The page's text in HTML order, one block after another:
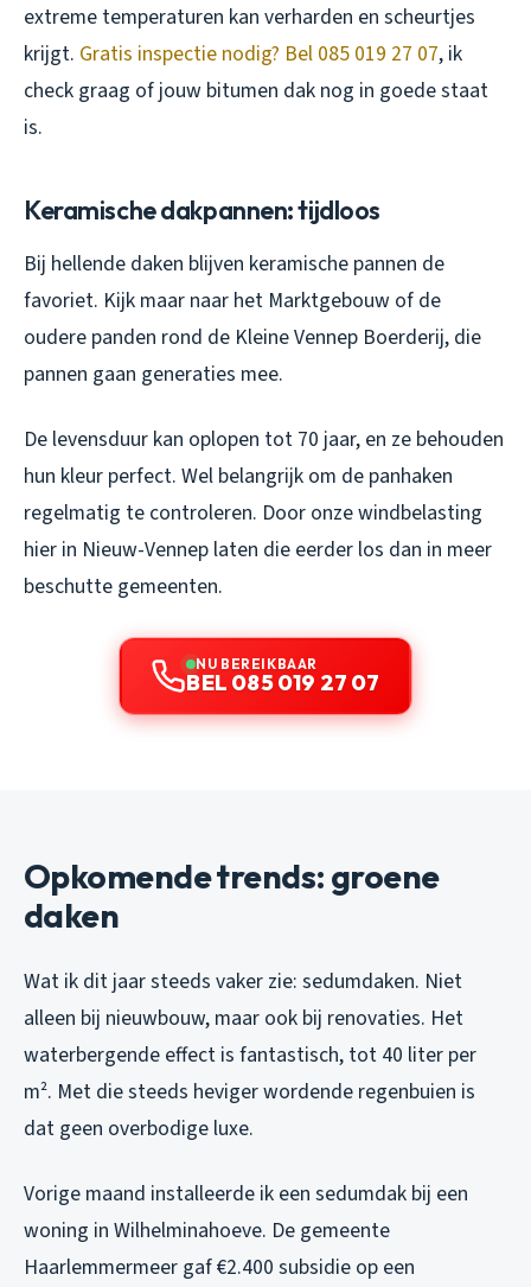
extreme temperaturen kan verharden en scheurtjes
krijgt. Gratis inspectie nodig? Bel 085 019 27 07, ik
check graag of jouw bitumen dak nog in goede staat
is.
Keramische dakpannen: tijdloos
Bij hellende daken blijven keramische pannen de
favoriet. Kijk maar naar het Marktgebouw of de
oudere panden rond de Kleine Vennep Boerderij, die
pannen gaan generaties mee.
De levensduur kan oplopen tot 70 jaar, en ze behouden
hun kleur perfect. Wel belangrijk om de panhaken
regelmatig te controleren. Door onze windbelasting
hier in Nieuw-Vennep laten die eerder los dan in meer
beschutte gemeenten.
NU BEREIKBAAR
BEL 085 019 27 07
Opkomende trends: groene
daken
Wat ik dit jaar steeds vaker zie: sedumdaken. Niet
alleen bij nieuwbouw, maar ook bij renovaties. Het
waterbergende effect is fantastisch, tot 40 liter per
m². Met die steeds heviger wordende regenbuien is
dat geen overbodige luxe.
Vorige maand installeerde ik een sedumdak bij een
woning in Wilhelminahoeve. De gemeente
Haarlemmermeer gaf €2.400 subsidie op een